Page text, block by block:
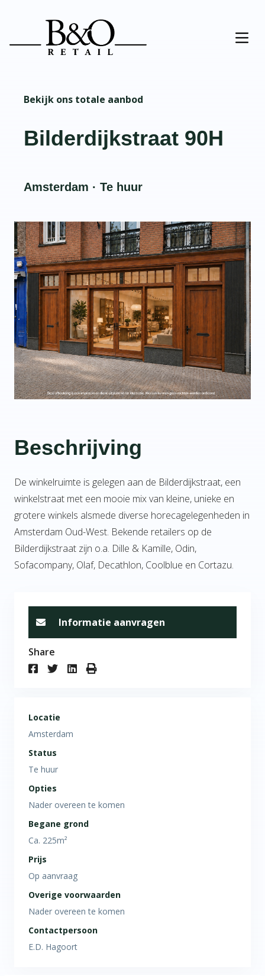
Bekijk ons totale aanbod
Bilderdijkstraat 90H
Amsterdam · Te huur
Beschrijving
De winkelruimte is gelegen aan de Bilderdijkstraat, een
winkelstraat met een mooie mix van kleine, unieke en
grotere winkels alsmede diverse horecagelegenheden in
Amsterdam Oud-West. Bekende retailers op de
Bilderdijkstraat zijn o.a. Dille & Kamille, Odin,
Sofacompany, Olaf, Decathlon, Coolblue en Cortazu.
Informatie aanvragen
Share
Locatie
Amsterdam
Status
Te huur
Opties
Nader overeen te komen
Begane grond
Ca. 225m²
Prijs
Op aanvraag
Overige voorwaarden
Nader overeen te komen
Contactpersoon
E.D. Hagoort